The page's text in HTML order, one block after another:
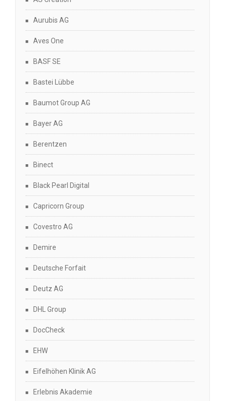
Aurubis AG
Aves One
BASF SE
Bastei Lübbe
Baumot Group AG
Bayer AG
Berentzen
Binect
Black Pearl Digital
Capricorn Group
Covestro AG
Demire
Deutsche Forfait
Deutz AG
DHL Group
DocCheck
EHW
Eifelhöhen Klinik AG
Erlebnis Akademie